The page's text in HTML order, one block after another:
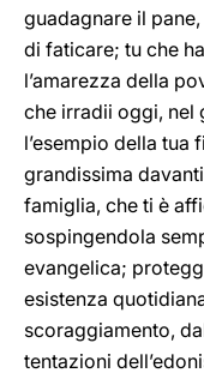
guadagnare il
di faticare; tu che
l’amarezza della
che irradii oggi, nel
l’esempio della tua
grandissima
famiglia, che ti è
sospingendola
evangelica;
esistenza
scoraggiamento,
tentazioni